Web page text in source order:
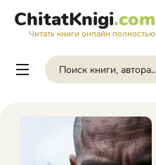
ChitatKnigi.com
Читать книги онлайн полностью